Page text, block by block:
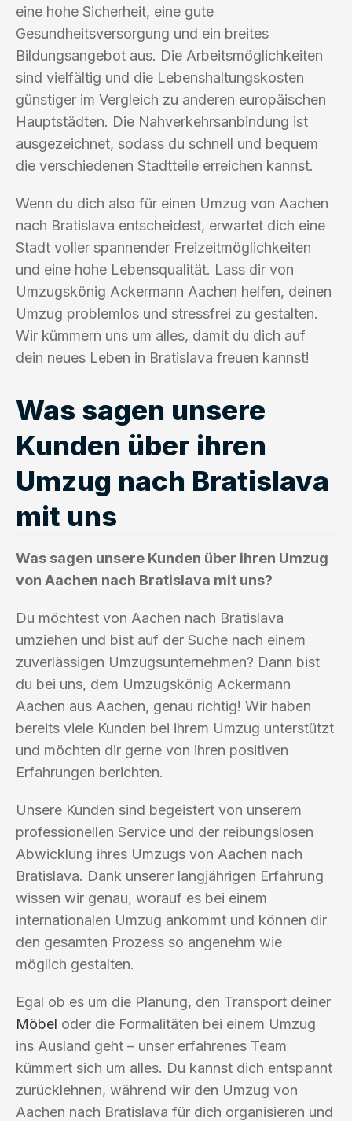
eine hohe Sicherheit, eine gute
Gesundheitsversorgung und ein breites
Bildungsangebot aus. Die Arbeitsmöglichkeiten
sind vielfältig und die Lebenshaltungskosten
günstiger im Vergleich zu anderen europäischen
Hauptstädten. Die Nahverkehrsanbindung ist
ausgezeichnet, sodass du schnell und bequem
die verschiedenen Stadtteile erreichen kannst.
Wenn du dich also für einen Umzug von Aachen
nach Bratislava entscheidest, erwartet dich eine
Stadt voller spannender Freizeitmöglichkeiten
und eine hohe Lebensqualität. Lass dir von
Umzugskönig Ackermann Aachen helfen, deinen
Umzug problemlos und stressfrei zu gestalten.
Wir kümmern uns um alles, damit du dich auf
dein neues Leben in Bratislava freuen kannst!
Was sagen unsere
Kunden über ihren
Umzug nach Bratislava
mit uns
Was sagen unsere Kunden über ihren Umzug
von Aachen nach Bratislava mit uns?
Du möchtest von Aachen nach Bratislava
umziehen und bist auf der Suche nach einem
zuverlässigen Umzugsunternehmen? Dann bist
du bei uns, dem Umzugskönig Ackermann
Aachen aus Aachen, genau richtig! Wir haben
bereits viele Kunden bei ihrem Umzug unterstützt
und möchten dir gerne von ihren positiven
Erfahrungen berichten.
Unsere Kunden sind begeistert von unserem
professionellen Service und der reibungslosen
Abwicklung ihres Umzugs von Aachen nach
Bratislava. Dank unserer langjährigen Erfahrung
wissen wir genau, worauf es bei einem
internationalen Umzug ankommt und können dir
den gesamten Prozess so angenehm wie
möglich gestalten.
Egal ob es um die Planung, den Transport deiner
Möbel oder die Formalitäten bei einem Umzug
ins Ausland geht – unser erfahrenes Team
kümmert sich um alles. Du kannst dich entspannt
zurücklehnen, während wir den Umzug von
Aachen nach Bratislava für dich organisieren und